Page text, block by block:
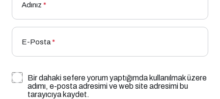
Adınız *
E-Posta*
Bir dahaki sefere yorum yaptığımda kullanılmak üzere
adımı, e-posta adresimi ve web site adresimi bu
tarayıcıya kaydet.